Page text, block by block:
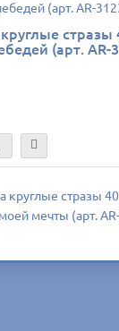
стразы
(арт. AR-
стразы
мечты (арт.